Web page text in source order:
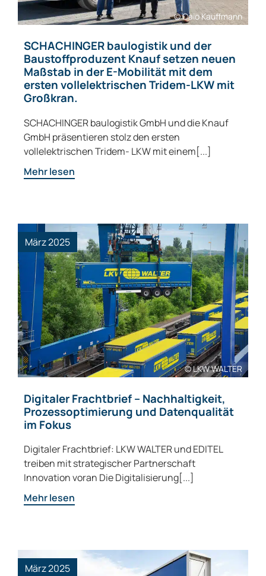
© Caio Kauffmann
SCHACHINGER baulogistik und der
Baustoffproduzent Knauf setzen neuen
Maßstab in der E-Mobilität mit dem
ersten vollelektrischen Tridem-LKW mit
Großkran.
SCHACHINGER baulogistik GmbH und die Knauf
GmbH präsentieren stolz den ersten
vollelektrischen Tridem- LKW mit einem[...]
Mehr lesen
März 2025
© LKW WALTER
Digitaler Frachtbrief – Nachhaltigkeit,
Prozessoptimierung und Datenqualität
im Fokus
Digitaler Frachtbrief: LKW WALTER und EDITEL
treiben mit strategischer Partnerschaft
Innovation voran Die Digitalisierung[...]
Mehr lesen
März 2025